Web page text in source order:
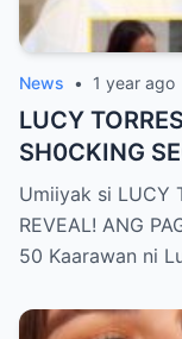
News • 1 year ago
LUCY
SH0CKING
Gomez’s
BELIEVE THE
VIDEO!)
Umiiyak si LUCY
REVEAL! ANG
50 Kaarawan ni